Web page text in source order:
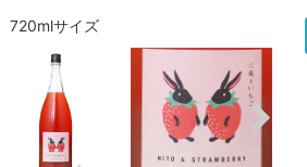
720mlサイズ